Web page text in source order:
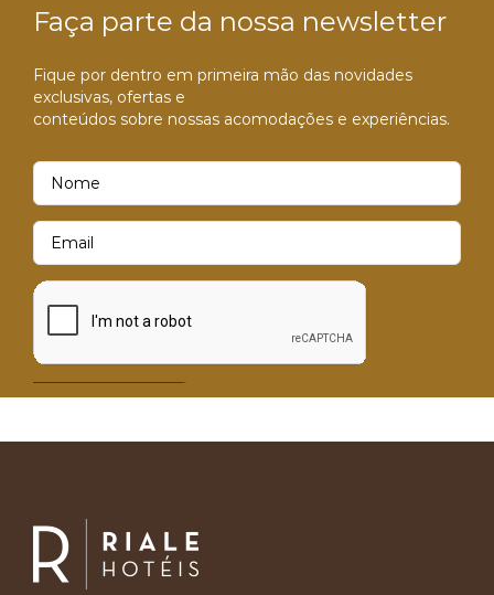
Faça parte da nossa newsletter
Fique por dentro em primeira mão das novidades
exclusivas, ofertas e
conteúdos sobre nossas acomodações e experiências.